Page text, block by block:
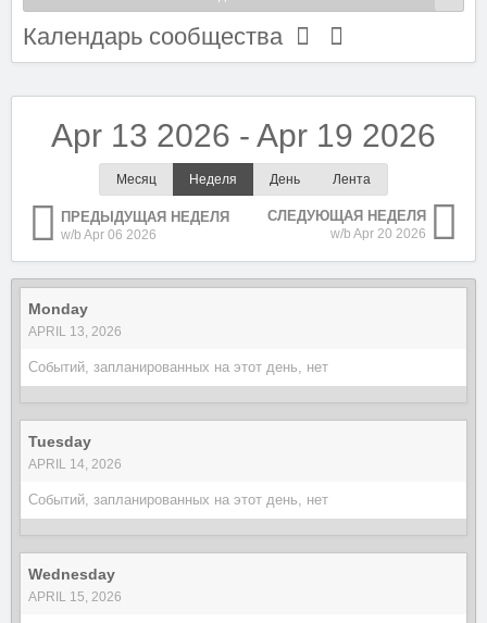
Календарь сообщества
ПРЕДЫДУЩАЯ НЕДЕЛЯ
w/b Apr 06 2026
Apr 13 2026 - Apr 19 2026
Месяц Неделя День Лента
СЛЕДУЮЩАЯ НЕДЕЛЯ
w/b Apr 20 2026
Monday
APRIL 13, 2026
Событий, запланированных на этот день, нет
Tuesday
APRIL 14, 2026
Событий, запланированных на этот день, нет
Wednesday
APRIL 15, 2026